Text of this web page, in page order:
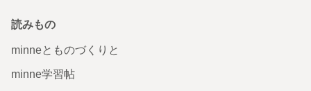
読みもの
minneとものづくりと
minne学習帖